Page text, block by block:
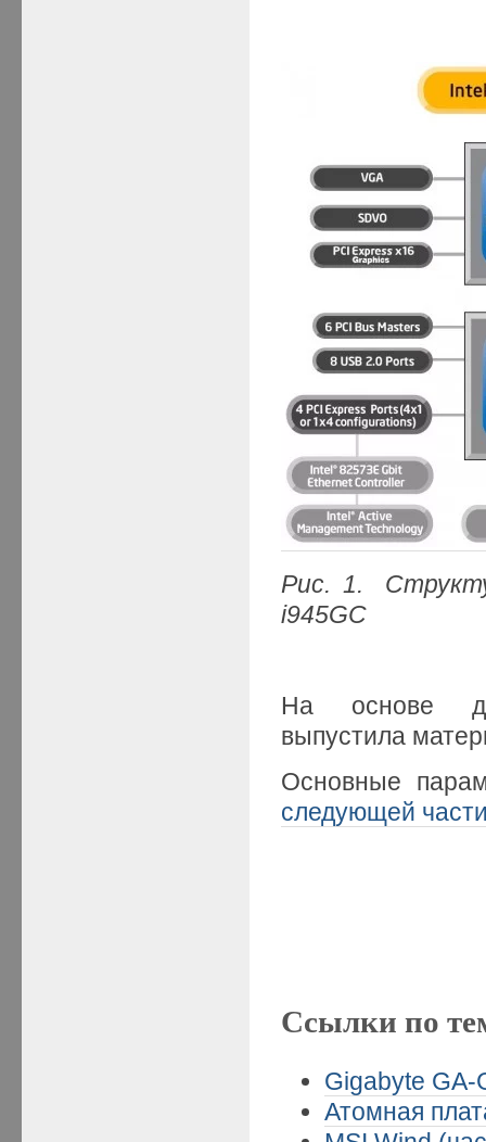
Рис. 1.
i945GC
На основе
выпустила
Основные
следующей
Ссылки по
Gigabyte GA-
Атомная